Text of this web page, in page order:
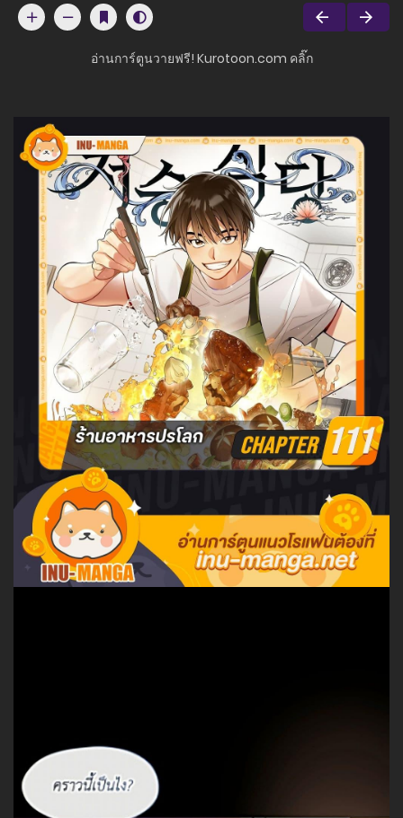
อ่านการ์ตูนวายฟรี! Kurotoon.com คลิ๊ก